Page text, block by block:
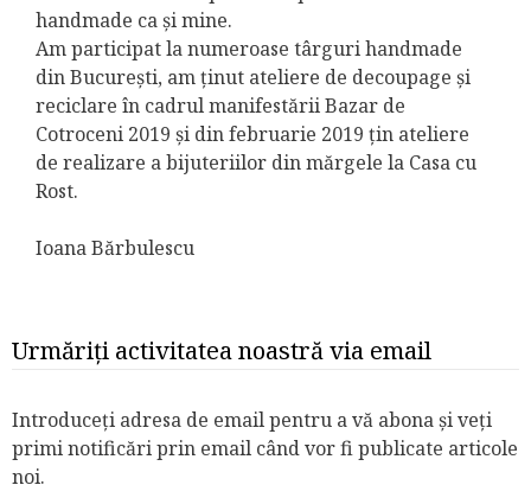
handmade ca și mine.
Am participat la numeroase târguri handmade
din București, am ținut ateliere de decoupage și
reciclare în cadrul manifestării Bazar de
Cotroceni 2019 și din februarie 2019 țin ateliere
de realizare a bijuteriilor din mărgele la Casa cu
Rost.
Ioana Bărbulescu
Urmăriți activitatea noastră via email
Introduceți adresa de email pentru a vă abona și veți
primi notificări prin email când vor fi publicate articole
noi.